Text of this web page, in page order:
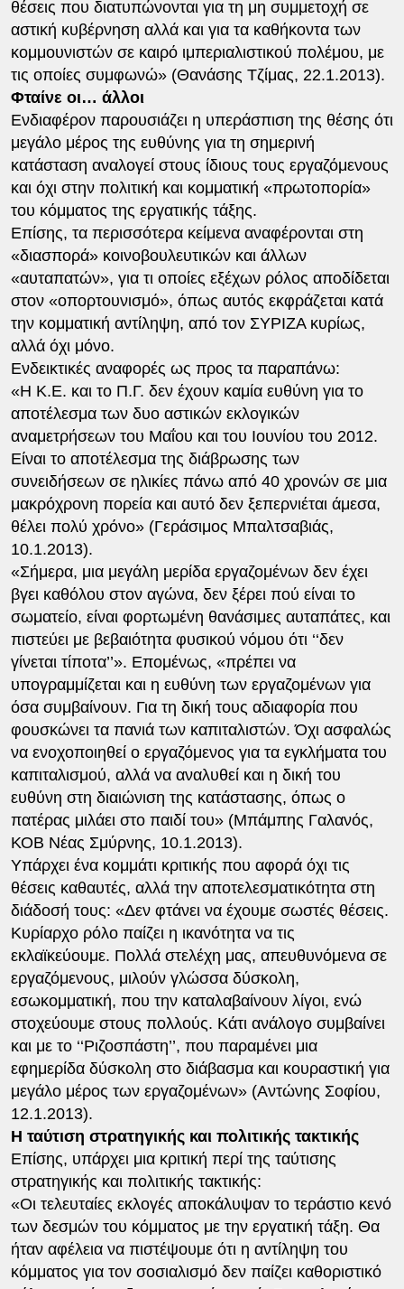
θέσεις που διατυπώνονται για τη μη συμμετοχή σε
αστική κυβέρνηση αλλά και για τα καθήκοντα των
κομμουνιστών σε καιρό ιμπεριαλιστικού πολέμου, με
τις οποίες συμφωνώ» (Θανάσης Τζίμας, 22.1.2013).
Φταίνε οι… άλλοι
Ενδιαφέρον παρουσιάζει η υπεράσπιση της θέσης ότι
μεγάλο μέρος της ευθύνης για τη σημερινή
κατάσταση αναλογεί στους ίδιους τους εργαζόμενους
και όχι στην πολιτική και κομματική «πρωτοπορία»
του κόμματος της εργατικής τάξης.
Επίσης, τα περισσότερα κείμενα αναφέρονται στη
«διασπορά» κοινοβουλευτικών και άλλων
«αυταπατών», για τι οποίες εξέχων ρόλος αποδίδεται
στον «οπορτουνισμό», όπως αυτός εκφράζεται κατά
την κομματική αντίληψη, από τον ΣΥΡΙΖΑ κυρίως,
αλλά όχι μόνο.
Ενδεικτικές αναφορές ως προς τα παραπάνω:
«Η Κ.Ε. και το Π.Γ. δεν έχουν καμία ευθύνη για το
αποτέλεσμα των δυο αστικών εκλογικών
αναμετρήσεων του Μαΐου και του Ιουνίου του 2012.
Είναι το αποτέλεσμα της διάβρωσης των
συνειδήσεων σε ηλικίες πάνω από 40 χρονών σε μια
μακρόχρονη πορεία και αυτό δεν ξεπερνιέται άμεσα,
θέλει πολύ χρόνο» (Γεράσιμος Μπαλτσαβιάς,
10.1.2013).
«Σήμερα, μια μεγάλη μερίδα εργαζομένων δεν έχει
βγει καθόλου στον αγώνα, δεν ξέρει πού είναι το
σωματείο, είναι φορτωμένη θανάσιμες αυταπάτες, και
πιστεύει με βεβαιότητα φυσικού νόμου ότι ‘‘δεν
γίνεται τίποτα’’». Επομένως, «πρέπει να
υπογραμμίζεται και η ευθύνη των εργαζομένων για
όσα συμβαίνουν. Για τη δική τους αδιαφορία που
φουσκώνει τα πανιά των καπιταλιστών. Όχι ασφαλώς
να ενοχοποιηθεί ο εργαζόμενος για τα εγκλήματα του
καπιταλισμού, αλλά να αναλυθεί και η δική του
ευθύνη στη διαιώνιση της κατάστασης, όπως ο
πατέρας μιλάει στο παιδί του» (Μπάμπης Γαλανός,
ΚΟΒ Νέας Σμύρνης, 10.1.2013).
Υπάρχει ένα κομμάτι κριτικής που αφορά όχι τις
θέσεις καθαυτές, αλλά την αποτελεσματικότητα στη
διάδοσή τους: «Δεν φτάνει να έχουμε σωστές θέσεις.
Κυρίαρχο ρόλο παίζει η ικανότητα να τις
εκλαϊκεύουμε. Πολλά στελέχη μας, απευθυνόμενα σε
εργαζόμενους, μιλούν γλώσσα δύσκολη,
εσωκομματική, που την καταλαβαίνουν λίγοι, ενώ
στοχεύουμε στους πολλούς. Κάτι ανάλογο συμβαίνει
και με το ‘‘Ριζοσπάστη’’, που παραμένει μια
εφημερίδα δύσκολη στο διάβασμα και κουραστική για
μεγάλο μέρος των εργαζομένων» (Αντώνης Σοφίου,
12.1.2013).
Η ταύτιση στρατηγικής και πολιτικής τακτικής
Επίσης, υπάρχει μια κριτική περί της ταύτισης
στρατηγικής και πολιτικής τακτικής:
«Οι τελευταίες εκλογές αποκάλυψαν το τεράστιο κενό
των δεσμών του κόμματος με την εργατική τάξη. Θα
ήταν αφέλεια να πιστέψουμε ότι η αντίληψη του
κόμματος για τον σοσιαλισμό δεν παίζει καθοριστικό